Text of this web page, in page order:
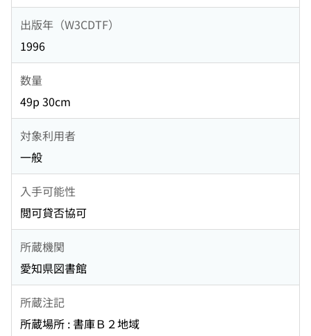
出版年（W3CDTF）
1996
数量
49p 30cm
対象利用者
一般
入手可能性
閲可貸否協可
所蔵機関
愛知県図書館
所蔵注記
所蔵場所 : 書庫Ｂ２地域